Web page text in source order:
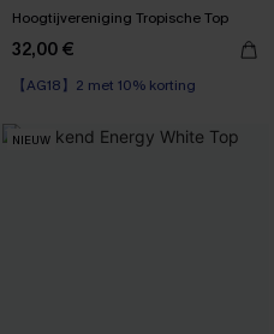
Hoogtijvereniging Tropische Top
32,00 €
【AG18】2 met 10% korting
NIEUW